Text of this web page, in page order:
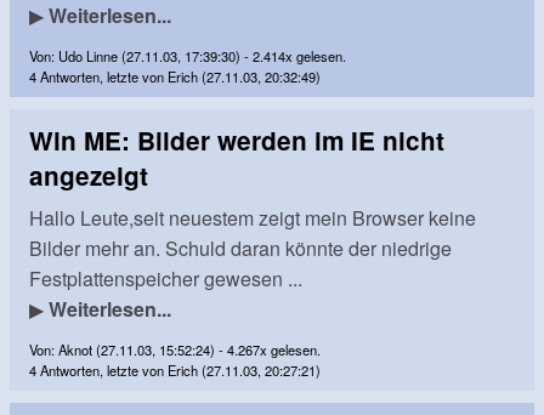
▶Weiterlesen...
Von: Udo Linne (27.11.03, 17:39:30) - 2.414x gelesen.
4 Antworten, letzte von Erich (27.11.03, 20:32:49)
Win ME: Bilder werden im IE nicht
angezeigt
Hallo Leute,seit neuestem zeigt mein Browser keine
Bilder mehr an. Schuld daran könnte der niedrige
Festplattenspeicher gewesen ...
▶Weiterlesen...
Von: Aknot (27.11.03, 15:52:24) - 4.267x gelesen.
4 Antworten, letzte von Erich (27.11.03, 20:27:21)